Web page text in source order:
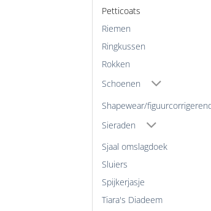
Petticoats
Riemen
Ringkussen
Rokken
Schoenen
Shapewear/
Sieraden
Sjaal omslagdoek
Sluiers
Spijkerjasje
Tiara's Diadeem